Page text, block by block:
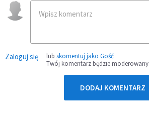
Zaloguj się lub skomentuj jako Gość
Twój komentarz będzie moderowany
DODAJ KOMENTARZ